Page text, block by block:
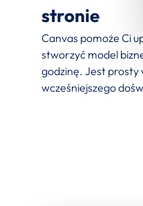
stronie
Canvas pomoże Ci
stworzyć model
godzinę. Jest prosty
wcześniejszego